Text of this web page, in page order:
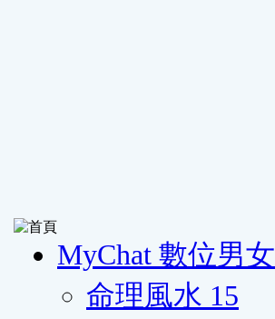
MyChat 數位男女
命理風水 15